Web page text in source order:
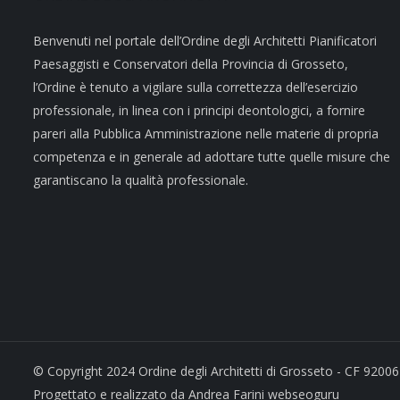
Benvenuti nel portale dell’Ordine degli Architetti Pianificatori
Paesaggisti e Conservatori della Provincia di Grosseto,
l’Ordine è tenuto a vigilare sulla correttezza dell’esercizio
professionale, in linea con i principi deontologici, a fornire
pareri alla Pubblica Amministrazione nelle materie di propria
competenza e in generale ad adottare tutte quelle misure che
garantiscano la qualità professionale.
© Copyright 2024 Ordine degli Architetti di Grosseto - CF
Progettato e realizzato da Andrea Farini webseoguru